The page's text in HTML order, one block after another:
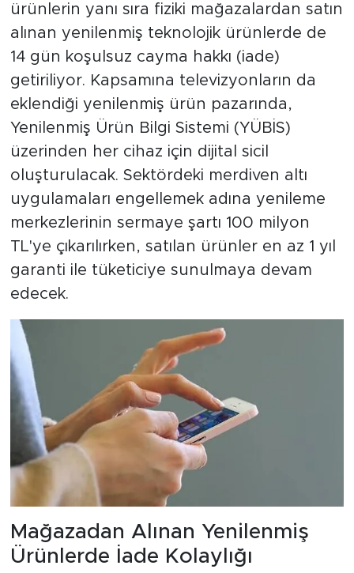
ürünlerin yanı sıra fiziki mağazalardan satın
alınan yenilenmiş teknolojik ürünlerde de
14 gün koşulsuz cayma hakkı (iade)
getiriliyor. Kapsamına televizyonların da
eklendiği yenilenmiş ürün pazarında,
Yenilenmiş Ürün Bilgi Sistemi (YÜBİS)
üzerinden her cihaz için dijital sicil
oluşturulacak. Sektördeki merdiven altı
uygulamaları engellemek adına yenileme
merkezlerinin sermaye şartı 100 milyon
TL'ye çıkarılırken, satılan ürünler en az 1 yıl
garanti ile tüketiciye sunulmaya devam
edecek.
Mağazadan Alınan Yenilenmiş
Ürünlerde İade Kolaylığı